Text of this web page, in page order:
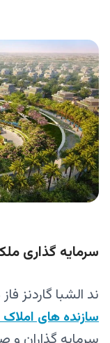
سرمایه گذاری
ند الشبا گاردنز
سازنده های